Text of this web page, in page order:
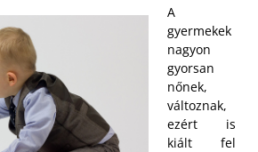
A
gyermekek
nagyon
gyorsan
nőnek,
változnak,
ezért is
kiált fel